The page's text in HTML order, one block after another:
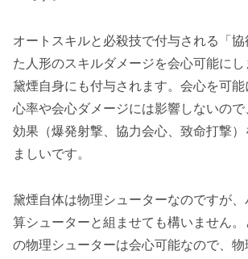
オートスキルと必殺技で付与される「
た人形のスキルダメージを会心可能に
黛煙自身にも付与されます。会心を可
心率や会心ダメージには影響しないの
効果（爆発射撃、協力会心、致命打撃
ましいです。
黛煙自体は物理シューターなのですが
算シューターと組ませても構いません
の物理シューターは会心可能なので、物